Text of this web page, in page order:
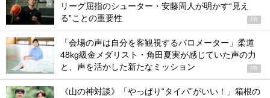
リーグ屈指のシューター・安藤周人が明かす“見え
る”ことの重要性
PR
「会場の声は自分を客観視するバロメーター」柔道
48kg級金メダリスト・角田夏実が感じていた声の力
と、声を活かした新たなミッション
PR
《山の神対談》「やっぱり“タイパ”がいい！」箱根の